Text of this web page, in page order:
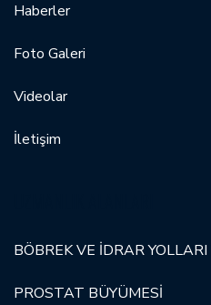
Haberler
Foto Galeri
Videolar
İletişim
BÖBREK VE İDRAR
PROSTAT BÜYÜMESİ